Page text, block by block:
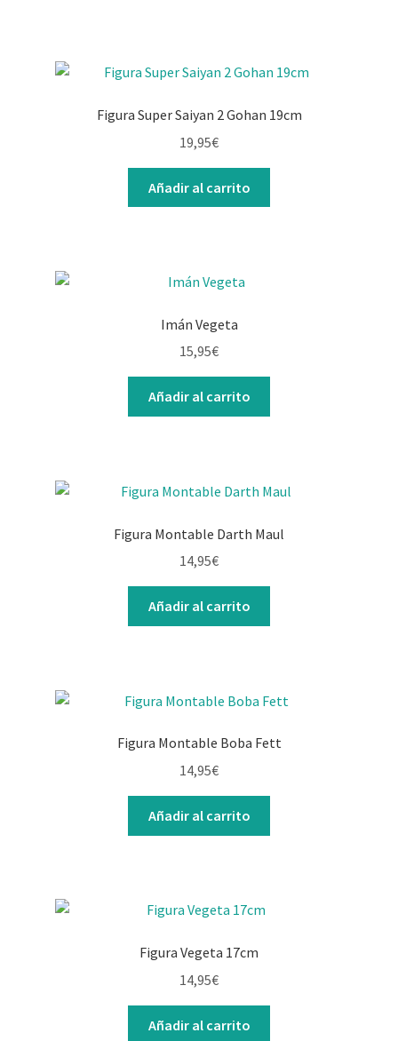
Figura Super Saiyan 2 Gohan 19cm
19,95€
Añadir al carrito
Imán Vegeta
15,95€
Añadir al carrito
Figura Montable Darth Maul
14,95€
Añadir al carrito
Figura Montable Boba Fett
14,95€
Añadir al carrito
Figura Vegeta 17cm
14,95€
Añadir al carrito